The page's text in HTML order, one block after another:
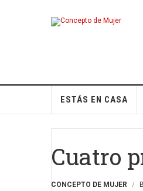
ESTÁS EN CASA
Cuatro
CONCEPTO DE MUJER